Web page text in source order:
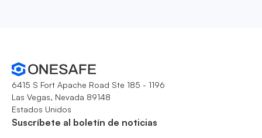
6415 S Fort Apache Road Ste 185 - 1196
Las Vegas, Nevada 89148
Estados Unidos
Suscríbete al boletín de noticias